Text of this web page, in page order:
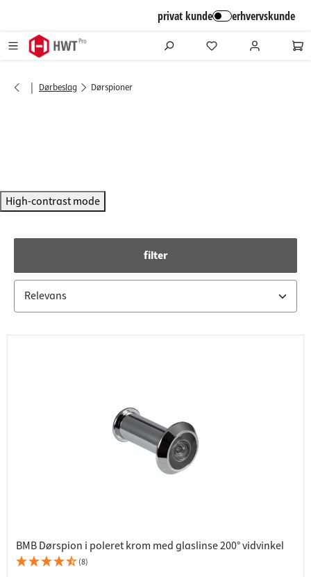
privat kunde erhvervskunde
| Dørbeslag Dørspioner
High-contrast mode
filter
BMB Dørspion i poleret krom med glaslinse 200° vidvinkel
(8)